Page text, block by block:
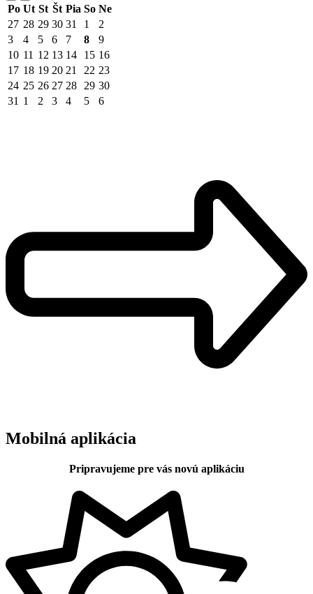
Po Ut St Št Pia So Ne
27 28 29 30 31 1
2
3
4 5 6 7 8
9
10 11 12 13 14 15 16
17 18 19 20 21 22 23
24 25 26 27 28 29 30
31 1 2 3 4 5 6
Mobilná aplikácia
Pripravujeme pre vás novú aplikáciu